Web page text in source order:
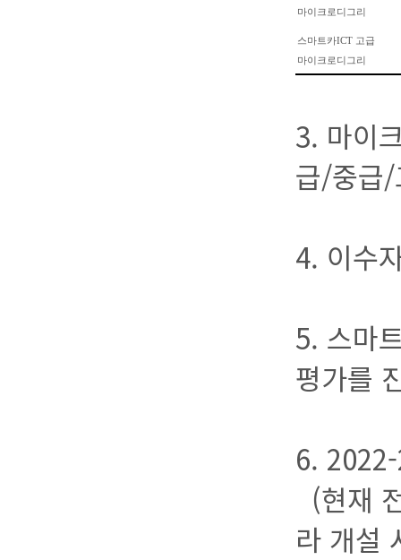
마이크로디그리
스마트카ICT 고급
마이크로디그리
3. 마이
급/중급
4. 이수
5. 스마
평가를
6.
(현재
라 개설